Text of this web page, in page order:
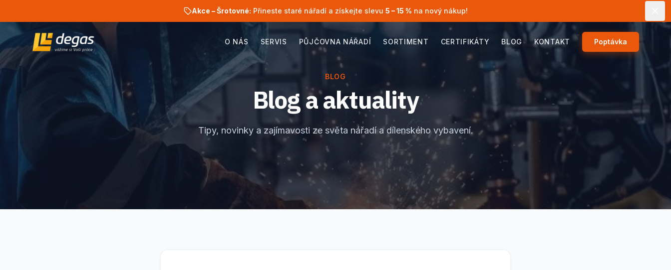
Akce – Šrotovné: Přineste staré nářadí a získejte slevu 5 – 15 % na nový nákup!
O NÁS SERVIS PŮJČOVNA NÁŘADÍ SORTIMENT CERTIFIKÁTY BLOG KONTAKT Poptávka
BLOG
Blog a aktuality
Tipy, novinky a zajímavosti ze světa nářadí a dílenského vybavení.